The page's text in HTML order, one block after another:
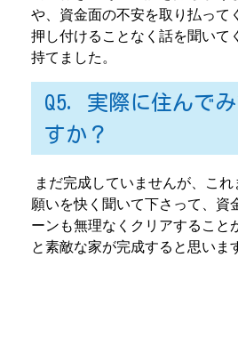
や、資金面の不安を取り払って
押し付けることなく話を聞いて
持てました。
Q5. 実際に住んで
すか？
まだ完成していませんが、こ
願いを快く聞いて下さって、資
ーンも無理なくクリアすること
と素敵な家が完成すると思いま